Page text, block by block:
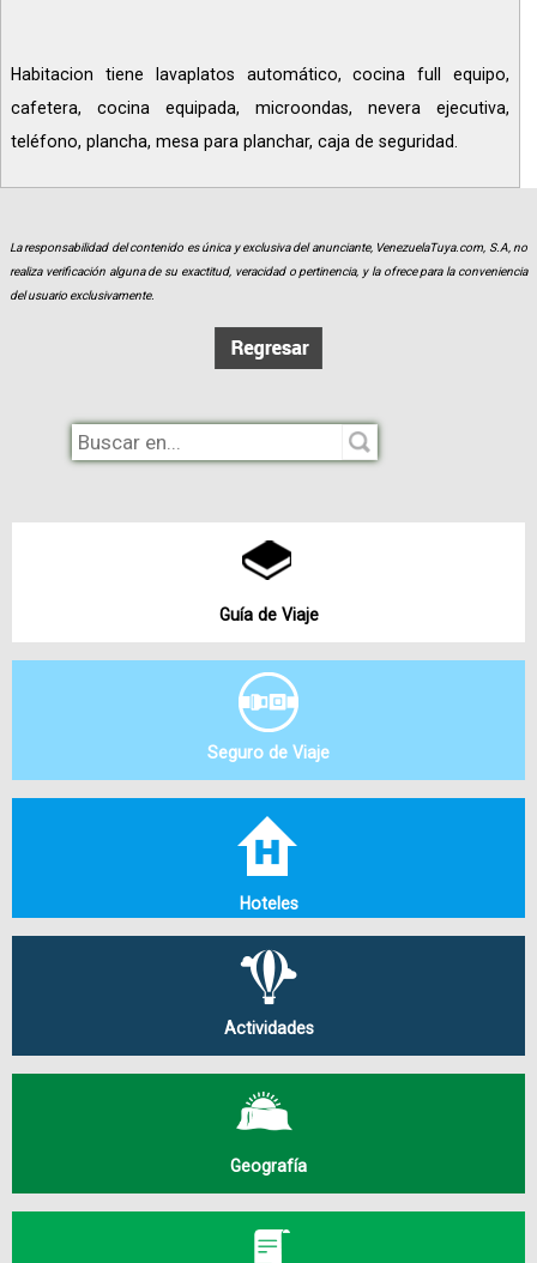
Habitacion tiene lavaplatos automático, cocina full equipo,
cafetera, cocina equipada, microondas, nevera ejecutiva,
teléfono, plancha, mesa para planchar, caja de seguridad.
La responsabilidad del contenido es única y exclusiva del anunciante, VenezuelaTuya.com, S.A, no
realiza verificación alguna de su exactitud, veracidad o pertinencia, y la ofrece para la conveniencia
del usuario exclusivamente.
Guía de Viaje
Seguro de Viaje
Hoteles
Actividades
Geografía